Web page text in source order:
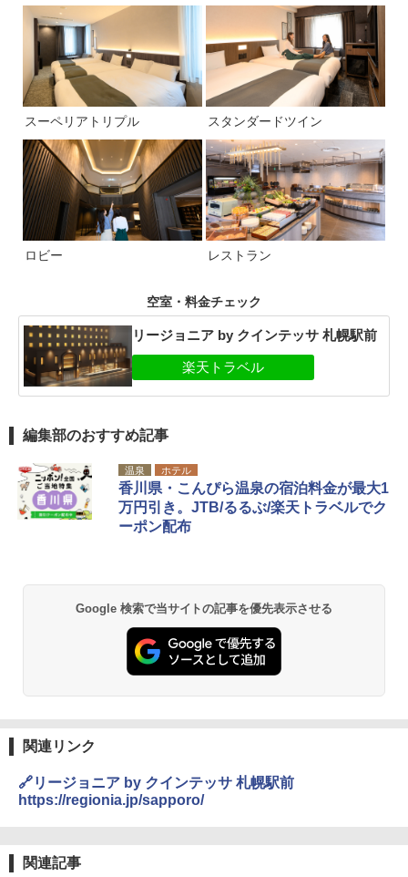
スーペリアトリプル スタンダードツイン
ロビー レストラン
空室・料金チェック
リージョニア by クインテッサ 札幌駅前
編集部のおすすめ記事
温泉 ホテル
香川県・こんぴら温泉の宿泊料金が最大1
万円引き。JTB/るるぶ/楽天トラベルでク
ーポン配布
Google 検索で当サイトの記事を優先表示させる
関連リンク
🔗リージョニア by クインテッサ 札幌駅前
https://regionia.jp/sapporo/
関連記事